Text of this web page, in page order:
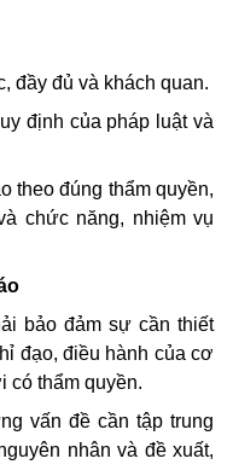
đầy đủ và khách quan.
định của pháp luật và
theo đúng thẩm quyền,
chức năng, nhiệm vụ
bảo đảm sự cần thiết
đạo, điều hành của cơ
có thẩm quyền.
vấn đề cần tập trung
nhân và đề xuất,